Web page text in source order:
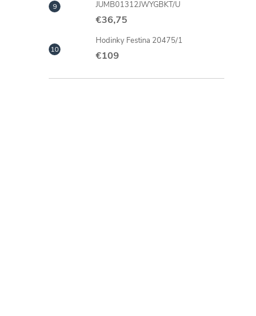
JUMB01312JWYGBKT/U
€36,75
Hodinky Festina 20475/1
€109